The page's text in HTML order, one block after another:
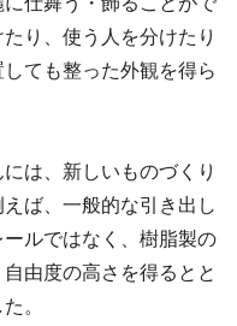
り、使う人を分けたり
ても整った外観を得ら
は、新しいものづくり
ば、一般的な引き出し
ルではなく、樹脂製の
由度の高さを得るとと
。